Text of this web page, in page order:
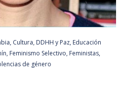
, Cultura, DDHH y Paz, Educación
, Feminismo Selectivo, Feministas,
de género